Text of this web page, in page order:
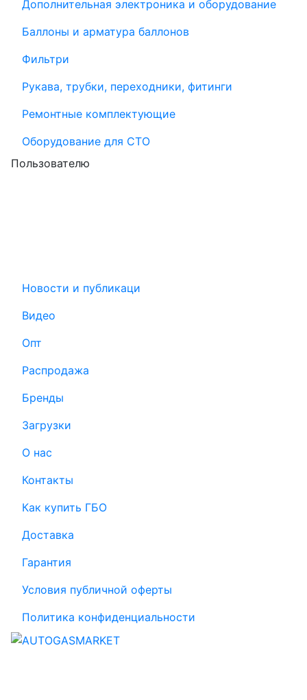
Дополнительная электроника и оборудование
Баллоны и арматура баллонов
Фильтри
Рукава, трубки, переходники, фитинги
Ремонтные комплектующие
Оборудование для СТО
Пользователю
Новости и публикаци
Видео
Опт
Распродажа
Бренды
Загрузки
О нас
Контакты
Как купить ГБО
Доставка
Гарантия
Условия публичной оферты
Политика конфиденциальности